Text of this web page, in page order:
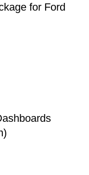
for Ford